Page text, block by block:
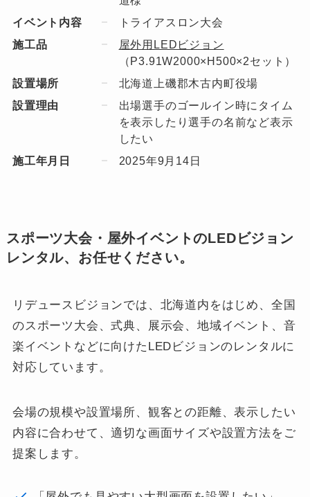
イベント内容
トライアスロン大会
施工品
屋外用LEDビジョン
（P3.91W2000×H500×2セット）
設置場所
北海道上磯郡木古内町役場
設置理由
出場選手のゴールイン時にタイム
を表示したり選手の名前など表示
したい
施工年月日
2025年9月14日
スポーツ大会・屋外イベントのLEDビジョン
レンタル、お任せください。
リデュースビジョンでは、北海道内をはじめ、全国
のスポーツ大会、式典、展示会、地域イベント、音
楽イベントなどに向けたLEDビジョンのレンタルに
対応しています。
会場の規模や設置場所、観客との距離、表示したい
内容に合わせて、適切な画面サイズや設置方法をご
提案します。